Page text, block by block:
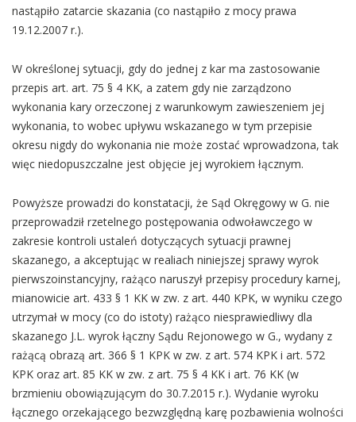
nastąpiło zatarcie skazania (co nastąpiło z mocy prawa
19.12.2007 r.).
W określonej sytuacji, gdy do jednej z kar ma zastosowanie
przepis art. art. 75 § 4 KK, a zatem gdy nie zarządzono
wykonania kary orzeczonej z warunkowym zawieszeniem jej
wykonania, to wobec upływu wskazanego w tym przepisie
okresu nigdy do wykonania nie może zostać wprowadzona, tak
więc niedopuszczalne jest objęcie jej wyrokiem łącznym.
Powyższe prowadzi do konstatacji, że Sąd Okręgowy w G. nie
przeprowadził rzetelnego postępowania odwoławczego w
zakresie kontroli ustaleń dotyczących sytuacji prawnej
skazanego, a akceptując w realiach niniejszej sprawy wyrok
pierwszoinstancyjny, rażąco naruszył przepisy procedury karnej,
mianowicie art. 433 § 1 KK w zw. z art. 440 KPK, w wyniku czego
utrzymał w mocy (co do istoty) rażąco niesprawiedliwy dla
skazanego J.L. wyrok łączny Sądu Rejonowego w G., wydany z
rażącą obrazą art. 366 § 1 KPK w zw. z art. 574 KPK i art. 572
KPK oraz art. 85 KK w zw. z art. 75 § 4 KK i art. 76 KK (w
brzmieniu obowiązującym do 30.7.2015 r.). Wydanie wyroku
łącznego orzekającego bezwzględną karę pozbawienia wolności